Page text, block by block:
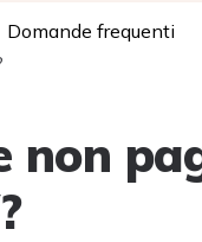
Domande frequenti
non